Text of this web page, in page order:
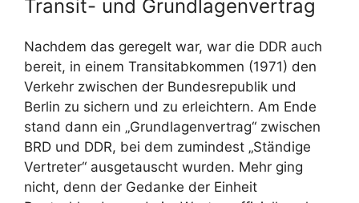
Transit- und Grundlagenvertrag
Nachdem das geregelt war, war die DDR auch
bereit, in einem Transitabkommen (1971) den
Verkehr zwischen der Bundesrepublik und
Berlin zu sichern und zu erleichtern. Am Ende
stand dann ein „Grundlagenvertrag“ zwischen
BRD und DDR, bei dem zumindest „Ständige
Vertreter“ ausgetauscht wurden. Mehr ging
nicht, denn der Gedanke der Einheit